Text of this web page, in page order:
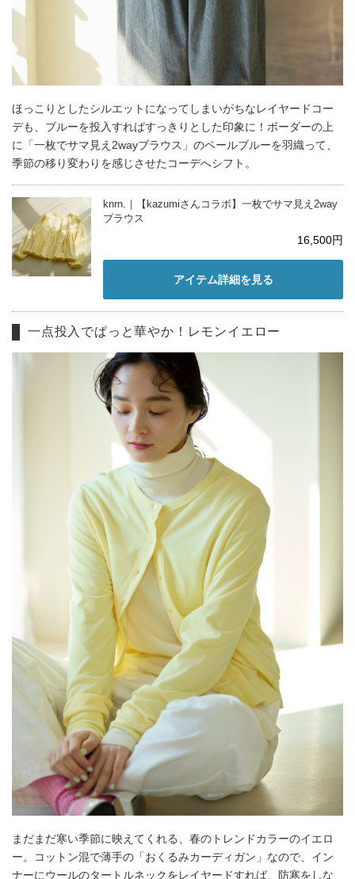
ほっこりとしたシルエットになってしまいがちなレイヤードコー
デも、ブルーを投入すればすっきりとした印象に！ボーダーの上
に「一枚でサマ見え2wayブラウス」のペールブルーを羽織って、
季節の移り変わりを感じさせたコーデへシフト。
knrn.｜【kazumiさんコラボ】一枚でサマ見え2way
ブラウス
16,500円
アイテム詳細を見る
一点投入でぱっと華やか！レモンイエロー
まだまだ寒い季節に映えてくれる、春のトレンドカラーのイエロ
ー。コットン混で薄手の「おくるみカーディガン」なので、イン
ナーにウールのタートルネックをレイヤードすれば、防寒をしな